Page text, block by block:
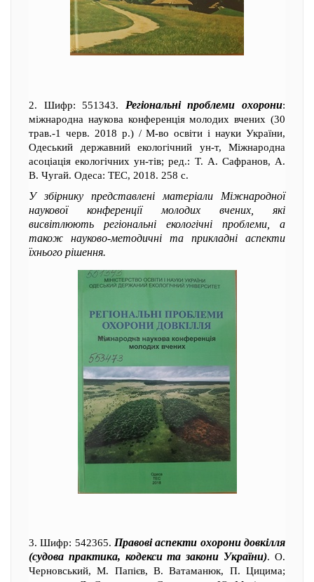
2. Шифр: 551343. Регіональні проблеми охорони:
міжнародна наукова конференція молодих вчених (30
трав.-1 черв. 2018 р.) / М-во освіти і науки України,
Одеський державний екологічний ун-т, Міжнародна
асоціація екологічних ун-тів; ред.: Т. А. Сафранов, А.
В. Чугай. Одеса: ТЕС, 2018. 258 с.
У збірнику представлені матеріали Міжнародної
наукової конференції молодих вчених, які
висвітлюють регіональні екологічні проблеми, а
також науково-методичні та прикладні аспекти
їхнього рішення.
3. Шифр: 542365. Правові аспекти охорони довкілля
(судова практика, кодекси та закони України). О.
Черновський, М. Папієв, В. Ватаманюк, П. Цицима;